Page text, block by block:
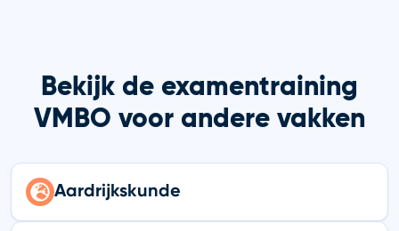
Bekijk de examentraining
VMBO voor andere vakken
Aardrijkskunde